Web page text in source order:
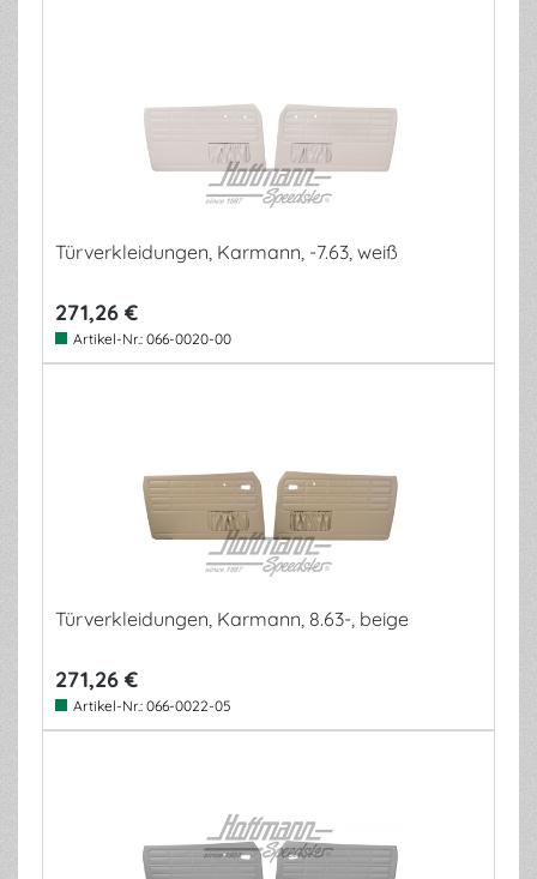
Türverkleidungen, Karmann, -7.63, weiß
271,26 €
Artikel-Nr.: 066-0020-00
Türverkleidungen, Karmann, 8.63-, beige
271,26 €
Artikel-Nr.: 066-0022-05